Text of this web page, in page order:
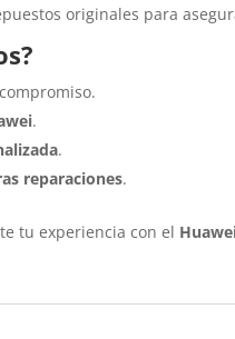
originales para
.
.
reparaciones.
tu experiencia con el